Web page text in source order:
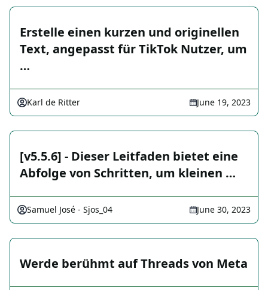
Erstelle einen kurzen und originellen
Text, angepasst für TikTok Nutzer, um
…
Karl de Ritter June 19, 2023
[v5.5.6] - Dieser Leitfaden bietet eine
Abfolge von Schritten, um kleinen …
Samuel José - Sjos_04 June 30, 2023
Werde berühmt auf Threads von Meta